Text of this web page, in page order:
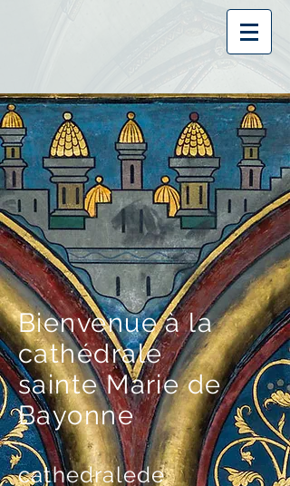
Bienvenue à la
cathédrale
sainte Marie de
Bayonne
cathedralede